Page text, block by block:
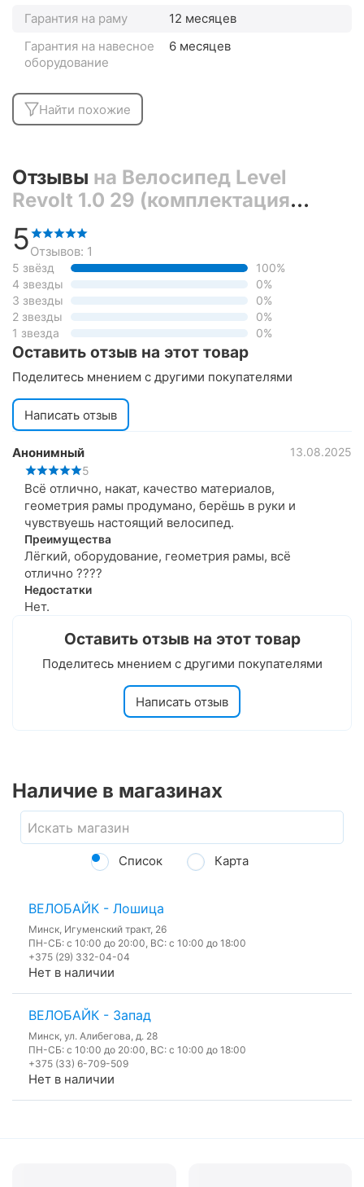
Гарантия на раму
12 месяцев
Гарантия на навесное
оборудование
6 месяцев
Найти похожие
Отзывы на Велосипед Level
Revolt 1.0 29 (комплектация
Phantom 3.0; черный, матовый)
5Отзывов: 1
5 звёзд
100%
4 звезды
0%
3 звезды
0%
2 звезды
0%
1 звезда
0%
Оставить отзыв на этот товар
Поделитесь мнением с другими покупателями
Написать отзыв
Анонимный
13.08.2025
5
Всё отлично, накат, качество материалов,
геометрия рамы продумано, берёшь в руки и
чувствуешь настоящий велосипед.
Преимущества
Лёгкий, оборудование, геометрия рамы, всё
отлично ????
Недостатки
Нет.
Оставить отзыв на этот товар
Поделитесь мнением с другими покупателями
Написать отзыв
Наличие в магазинах
Список Карта
ВЕЛОБАЙК - Лошица
Минск, Игуменский тракт, 26
ПН-СБ: с 10:00 до 20:00, ВС: с 10:00 до 18:00
+375 (29) 332-04-04
Нет в наличии
ВЕЛОБАЙК - Запад
Минск, ул. Алибегова, д. 28
ПН-СБ: с 10:00 до 20:00, ВС: с 10:00 до 18:00
+375 (33) 6-709-509
Нет в наличии